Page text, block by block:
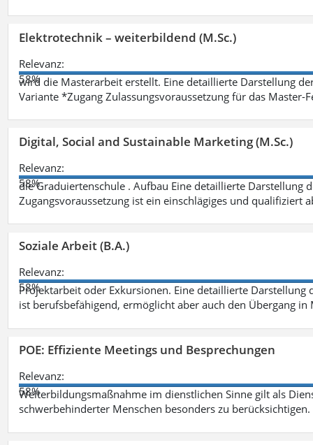
Elektrotechnik – weiterbildend (M.Sc.)
Relevanz:
58%
wird die Masterarbeit erstellt. Eine detaillierte Darstellung
Variante *Zugang Zulassungsvoraussetzung für das Master-
Digital, Social and Sustainable Marketing (M.Sc.)
Relevanz:
58%
die Graduiertenschule . Aufbau Eine detaillierte Darstellung
Zugangsvoraussetzung ist ein einschlägiges und qualifiziert
Soziale Arbeit (B.A.)
Relevanz:
58%
Projektarbeit oder Exkursionen. Eine detaillierte
ist berufsbefähigend, ermöglicht aber auch den Übergang in
POE: Effiziente Meetings und Besprechungen
Relevanz:
58%
Weiterbildungsmaßnahme im dienstlichen Sinne gilt als
schwerbehinderter Menschen besonders zu berücksichtigen.